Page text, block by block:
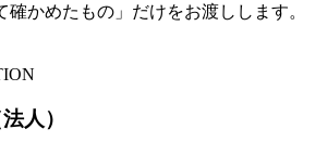
かめたもの」だけをお渡しします。
人）